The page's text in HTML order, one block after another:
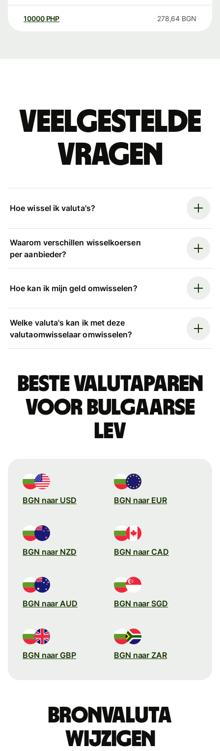
10000 PHP 278,64 BGN
Veelgestelde
vragen
Hoe wissel ik valuta's?
Waarom verschillen wisselkoersen
per aanbieder?
Hoe kan ik mijn geld omwisselen?
Welke valuta's kan ik met deze
valutaomwisselaar omwisselen?
Beste valutaparen
voor Bulgaarse
lev
BGN naar USD BGN naar EUR
BGN naar NZD BGN naar CAD
BGN naar AUD BGN naar SGD
BGN naar GBP BGN naar ZAR
Bronvaluta
wijzigen